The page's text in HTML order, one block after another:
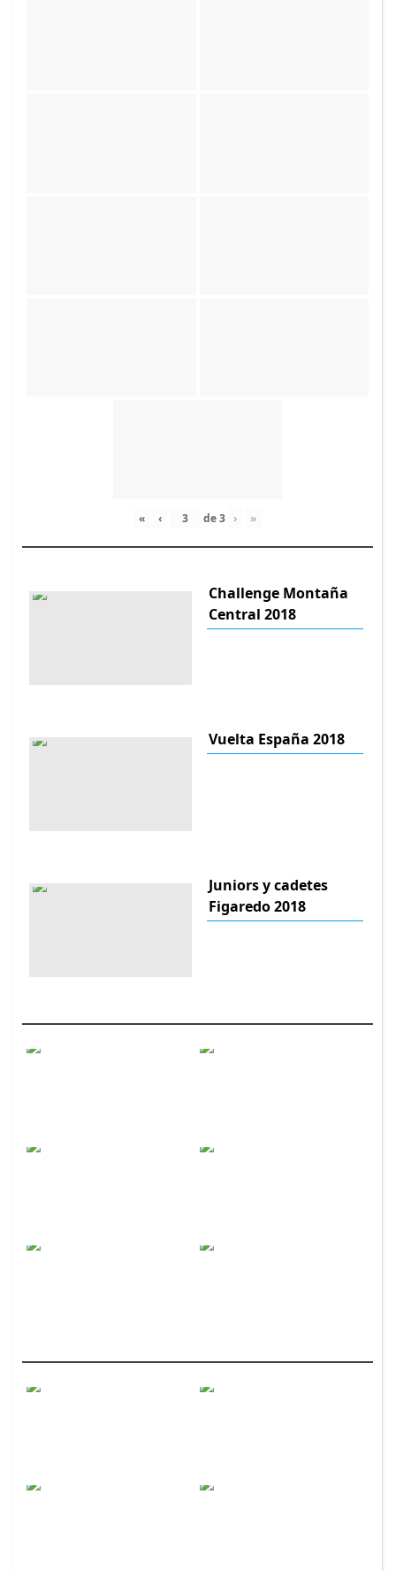
« ‹ de3 › »
Challenge Montaña
Central 2018
Vuelta España 2018
Juniors y cadetes
Figaredo 2018